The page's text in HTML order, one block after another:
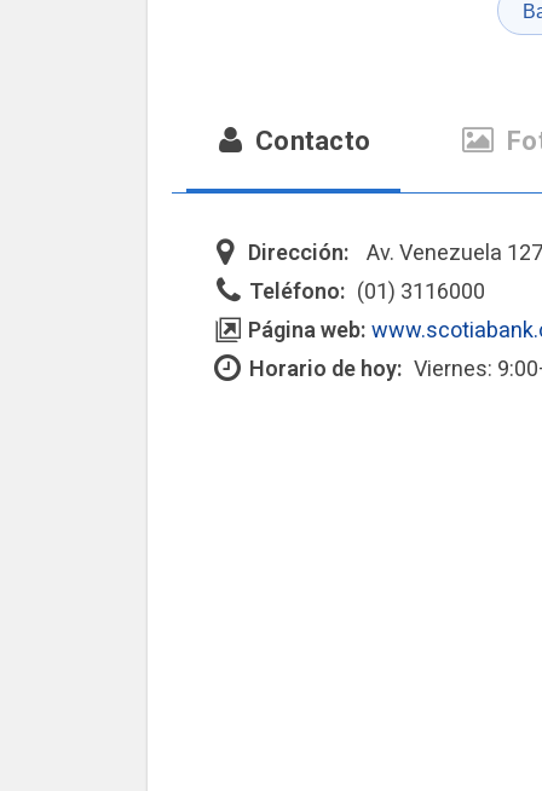
Contacto
Dirección:
Av. Venezuela
Teléfono: (01) 3116000
Página web:
Horario de hoy: Viernes: